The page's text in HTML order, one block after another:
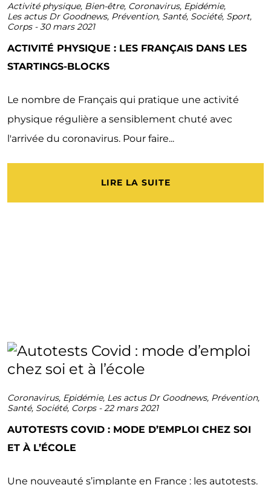
Activité physique, Bien-être, Coronavirus, Epidémie,
Les actus Dr Goodnews, Prévention, Santé, Société, Sport,
Corps-30 mars 2021
ACTIVITÉ PHYSIQUE : LES FRANÇAIS DANS LES
STARTINGS-BLOCKS
Le nombre de Français qui pratique une activité
physique régulière a sensiblement chuté avec
l'arrivée du coronavirus. Pour faire...
LIRE LA SUITE
Coronavirus, Epidémie, Les actus Dr Goodnews, Prévention,
Santé, Société, Corps-22 mars 2021
AUTOTESTS COVID : MODE D’EMPLOI CHEZ SOI
ET À L’ÉCOLE
Une nouveauté s’implante en France : les autotests.